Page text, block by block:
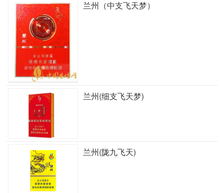
兰州（中支飞天梦）
兰州(细支飞天梦)
兰州(陇九飞天)